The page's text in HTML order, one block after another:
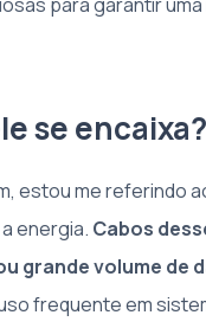
para garantir
se encaixa?
estou me referindo
energia. Cabos
grande volume de
frequente em